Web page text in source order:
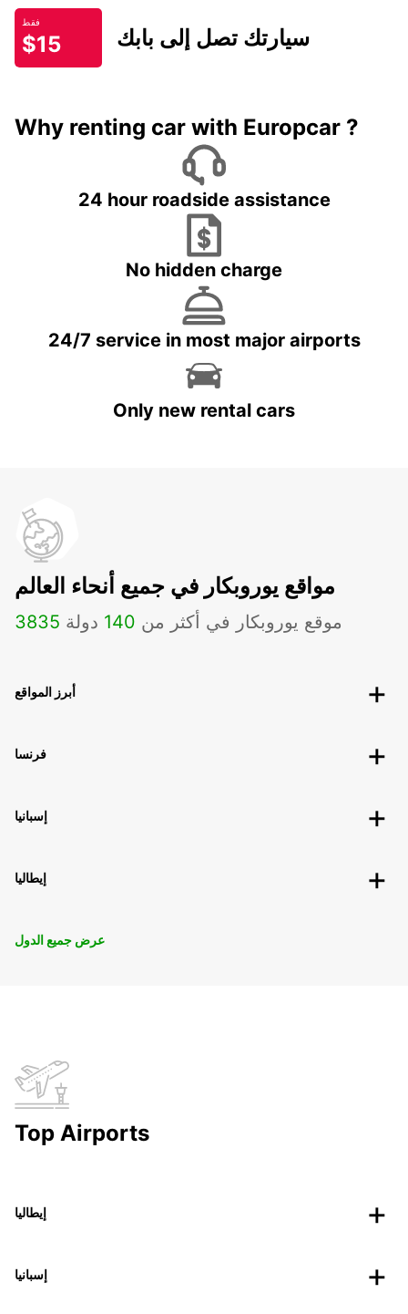
فقط
$15 سيارتك تصل إلى بابك
Why renting car with Europcar ?
24 hour roadside assistance
No hidden charge
24/7 service in most major airports
Only new rental cars
مواقع يوروبكار في جميع أنحاء العالم
3835 موقع يوروبكار في أكثر من 140 دولة
أبرز المواقع
فرنسا
إسبانيا
إيطاليا
عرض جميع الدول
Top Airports
إيطاليا
إسبانيا